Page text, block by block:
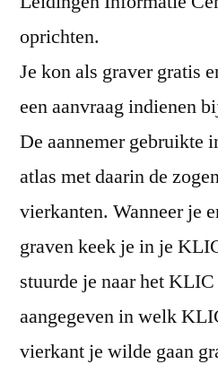
oprichten.
Je kon als graver gratis
een aanvraag indienen
De aannemer gebruikte
atlas met daarin de
vierkanten. Wanneer je
graven keek je in je
stuurde je naar het
aangegeven in welk
vierkant je wilde gaan